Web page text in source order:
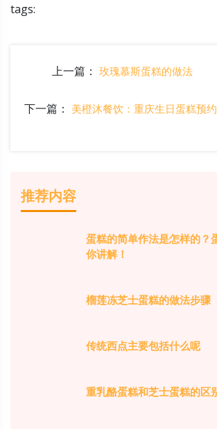
tags:
上一篇： 玫瑰慕斯蛋糕的做法
下一篇： 美橙沐餐饮：重庆生日蛋糕预
推荐内容
蛋糕的简单作法是怎样的？
你讲解！
榴莲冻芝士蛋糕的做法步骤
传统西点主要包括什么呢
重乳酪蛋糕和芝士蛋糕的区